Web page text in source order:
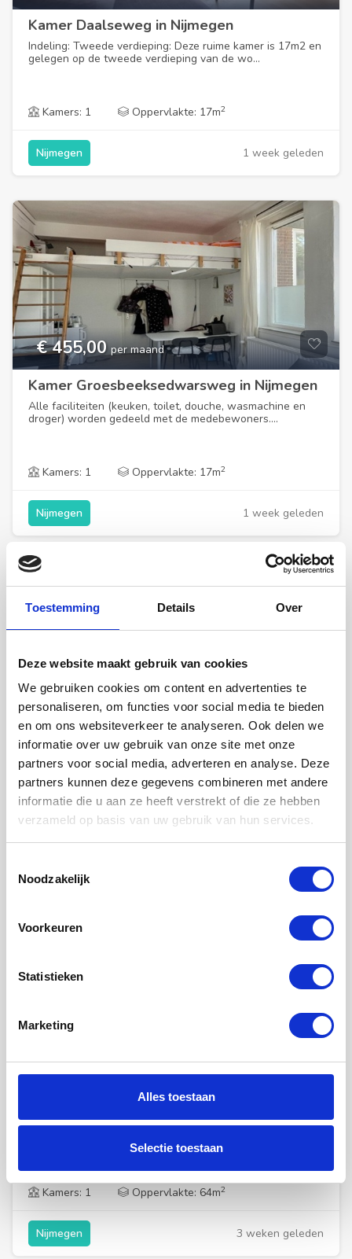
Toestemming Details Over
Deze website maakt gebruik van cookies
We gebruiken cookies om content en advertenties te
personaliseren, om functies voor social media te bieden
en om ons websiteverkeer te analyseren. Ook delen we
informatie over uw gebruik van onze site met onze
partners voor social media, adverteren en analyse. Deze
partners kunnen deze gegevens combineren met andere
informatie die u aan ze heeft verstrekt of die ze hebben
verzameld op basis van uw gebruik van hun services.
Noodzakelijk
Voorkeuren
Statistieken
Marketing
Alles toestaan
Selectie toestaan
Kamer Daalseweg in Nijmegen
Indeling: Tweede verdieping: Deze ruime kamer is 17m2 en
gelegen op de tweede verdieping van de wo...
Kamers: 1 Oppervlakte: 17m2
1 week geleden
Nijmegen
€ 455,00 per maand
Kamer Groesbeeksedwarsweg in Nijmegen
Alle faciliteiten (keuken, toilet, douche, wasmachine en
droger) worden gedeeld met de medebewoners....
Kamers: 1 Oppervlakte: 17m2
1 week geleden
Nijmegen
€ 1.752,00 per maand
Studio Berg en Dalseweg in Nijmegen
Deze loft is gemeubileerd en ontworpen om je verblijf zo
comfortabel mogelijk te maken. Je beschikt...
2 weken geleden
Nijmegen
€ 2.090,00
Studio Berg en Dalseweg in Nijmegen
Deze unieke ligt in Canisiushof, een monumentaal en
Kamers: 1 Oppervlakte: 64m2
3 weken geleden
Nijmegen